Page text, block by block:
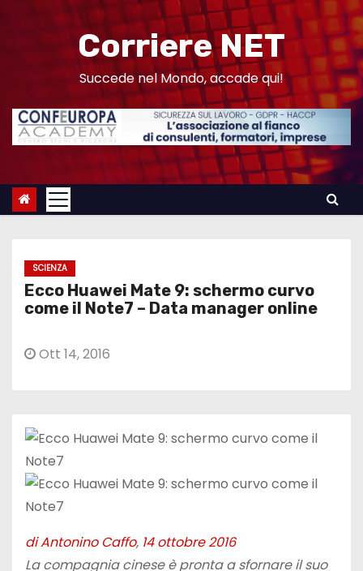
n
Corriere NET
Succede nel Mondo, accade qui!
SCIENZA
Ecco Huawei Mate 9: schermo curvo
come il Note7 – Data manager online
Ott 14, 2016
di Antonino Caffo, 14 ottobre 2016
La compagnia cinese è pronta a sfornare il suo